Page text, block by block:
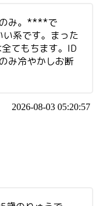
み。****で
系です。まった
てもちます。ID
冷やかしお断
2026-08-03 05:20:57